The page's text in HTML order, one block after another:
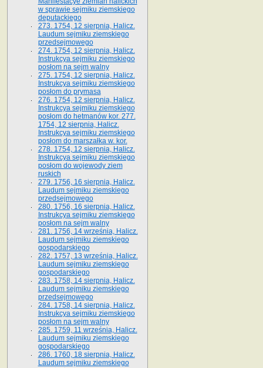
w sprawie sejmiku ziemskiego
deputackiego
273. 1754, 12 sierpnia, Halicz.
Laudum sejmiku ziemskiego
przedsejmowego
274. 1754, 12 sierpnia, Halicz.
Instrukcya sejmiku ziemskiego
posłom na sejm walny
275. 1754, 12 sierpnia, Halicz.
Instrukcya sejmiku ziemskiego
posłom do prymasa
276. 1754, 12 sierpnia, Halicz.
Instrukcya sejmiku ziemskiego
posłom do hetmanów kor. 277.
1754, 12 sierpnia, Halicz.
Instrukcya sejmiku ziemskiego
posłom do marszałka w. kor.
278. 1754, 12 sierpnia, Halicz.
Instrukcya sejmiku ziemskiego
posłom do wojewody ziem
ruskich
279. 1756, 16 sierpnia, Halicz.
Laudum sejmiku ziemskiego
przedsejmowego
280. 1756, 16 sierpnia, Halicz.
Instrukcya sejmiku ziemskiego
posłom na sejm walny
281. 1756, 14 września, Halicz.
Laudum sejmiku ziemskiego
gospodarskiego
282. 1757, 13 września, Halicz.
Laudum sejmiku ziemskiego
gospodarskiego
283. 1758, 14 sierpnia, Halicz.
Laudum sejmiku ziemskiego
przedsejmowego
284. 1758, 14 sierpnia, Halicz.
Instrukcya sejmiku ziemskiego
posłom na sejm walny
285. 1759, 11 września, Halicz.
Laudum sejmiku ziemskiego
gospodarskiego
286. 1760, 18 sierpnia, Halicz.
Laudum sejmiku ziemskiego